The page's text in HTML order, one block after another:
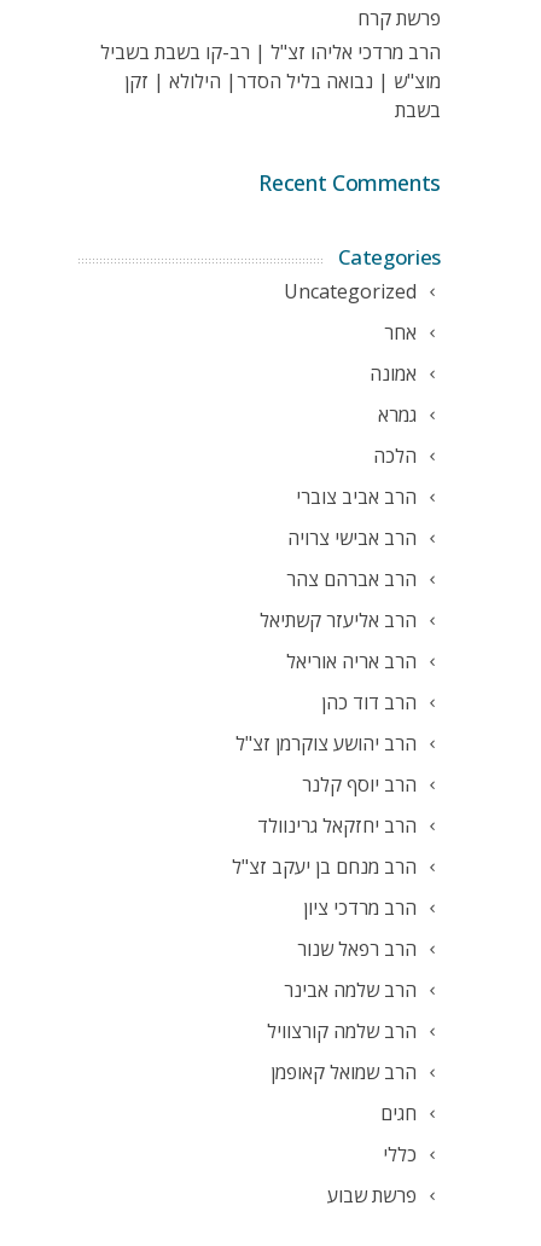
פרשת קרח
הרב מרדכי אליהו זצ"ל | רב-קו בשבת בשביל
מוצ"ש | נבואה בליל הסדר| הילולא | זקן
בשבת
Recent Comments
Categories
Uncategorized
אחר
אמונה
גמרא
הלכה
הרב אביב צוברי
הרב אבישי צרויה
הרב אברהם צהר
הרב אליעזר קשתיאל
הרב אריה אוריאל
הרב דוד כהן
הרב יהושע צוקרמן זצ"ל
הרב יוסף קלנר
הרב יחזקאל גרינוולד
הרב מנחם בן יעקב זצ"ל
הרב מרדכי ציון
הרב רפאל שנור
הרב שלמה אבינר
הרב שלמה קורצוויל
הרב שמואל קאופמן
חגים
כללי
פרשת שבוע